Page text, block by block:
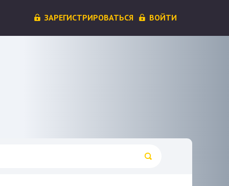
ЗАРЕГИСТРИРОВАТЬСЯ ВОЙТИ